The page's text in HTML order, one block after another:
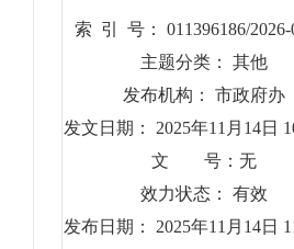
索 引 号： 011396186/2026-
主题分类： 其他
发布机构： 市政府办
发文日期： 2025年11月14日
文 号：无
效力状态： 有效
发布日期： 2025年11月14日